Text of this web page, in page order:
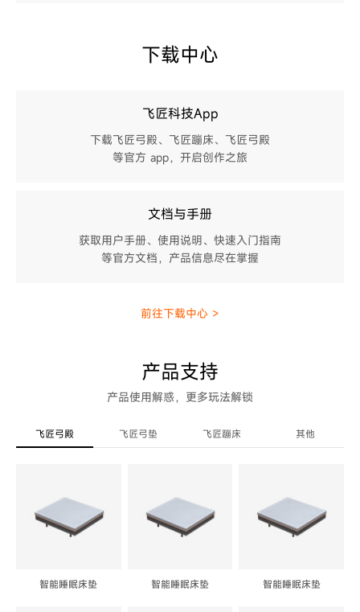
下载中心
飞匠科技App
下载飞匠弓殿、飞匠蹦床、飞匠弓殿
等官方 app，开启创作之旅
文档与手册
获取用户手册、使用说明、快速入门指南
等官方文档，产品信息尽在掌握
前往下载中心 >
产品支持
产品使用解惑，更多玩法解锁
飞匠弓殿 飞匠弓垫 飞匠蹦床 其他
智能睡眠床垫 智能睡眠床垫 智能睡眠床垫